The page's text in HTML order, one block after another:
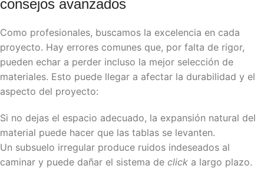
consejos avanzados
Como profesionales, buscamos la excelencia en cada
proyecto. Hay errores comunes que, por falta de rigor,
pueden echar a perder incluso la mejor selección de
materiales. Esto puede llegar a afectar la durabilidad y el
aspecto del proyecto:
Si no dejas el espacio adecuado, la expansión natural del
material puede hacer que las tablas se levanten.
Un subsuelo irregular produce ruidos indeseados al
caminar y puede dañar el sistema de click a largo plazo.